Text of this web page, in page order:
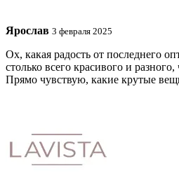
Ярослав 3 февраля 2025
Ох, какая радость от последнего
столько всего красивого и
Прямо чувствую, какие крутые